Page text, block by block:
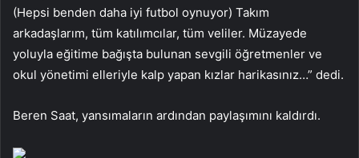
(Hepsi benden daha iyi futbol oynuyor) Takım
arkadaşlarım, tüm katılımcılar, tüm veliler. Müzayede
yoluyla eğitime bağışta bulunan sevgili öğretmenler ve
okul yönetimi elleriyle kalp yapan kızlar harikasınız…” dedi.
Beren Saat, yansımaların ardından paylaşımını kaldırdı.